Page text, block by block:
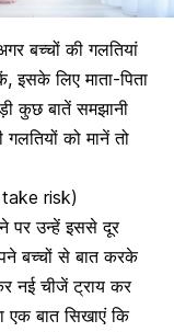
बच्चों की गलतियां
इसके लिएमाता-पिता
कुछ बातें समझानी
को मानें तो
risk)
पर उन्हें इससे दूर
बच्चों से बातकरके
नई चीजें ट्राय कर
बात सिखाएं कि